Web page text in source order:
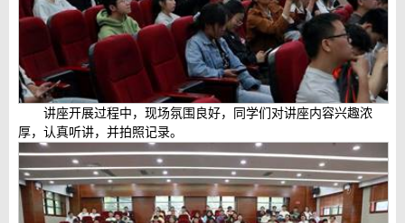
讲座开展过程中，现场氛围良好，同学们对讲座内容兴趣浓
厚，认真听讲，并拍照记录。